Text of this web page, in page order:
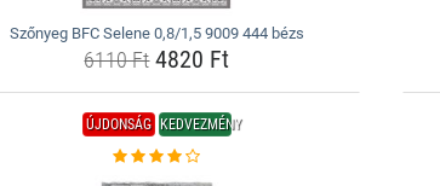
Szőnyeg BFC Selene 0,8/1,5 9009 444 bézs
6110 Ft4820 Ft
ÚJDONSÁG KEDVEZMÉNY